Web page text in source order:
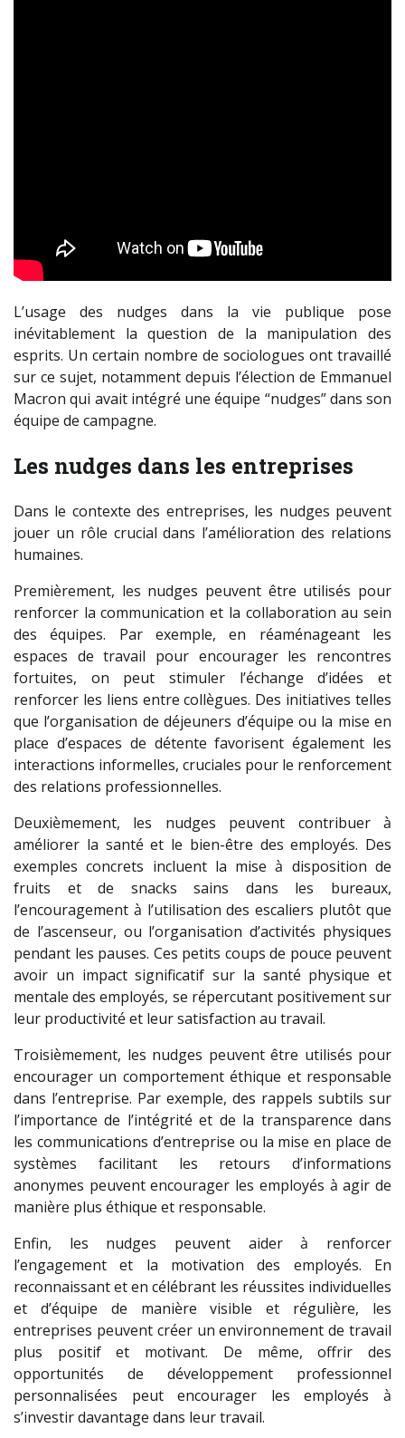
L’usage des nudges dans la vie publique pose
inévitablement la question de la manipulation des
esprits. Un certain nombre de sociologues ont travaillé
sur ce sujet, notamment depuis l’élection de Emmanuel
Macron qui avait intégré une équipe “nudges” dans son
équipe de campagne.
Les nudges dans les entreprises
Dans le contexte des entreprises, les nudges peuvent
jouer un rôle crucial dans l’amélioration des relations
humaines.
Premièrement, les nudges peuvent être utilisés pour
renforcer la communication et la collaboration au sein
des équipes. Par exemple, en réaménageant les
espaces de travail pour encourager les rencontres
fortuites, on peut stimuler l’échange d’idées et
renforcer les liens entre collègues. Des initiatives telles
que l’organisation de déjeuners d’équipe ou la mise en
place d’espaces de détente favorisent également les
interactions informelles, cruciales pour le renforcement
des relations professionnelles.
Deuxièmement, les nudges peuvent contribuer à
améliorer la santé et le bien-être des employés. Des
exemples concrets incluent la mise à disposition de
fruits et de snacks sains dans les bureaux,
l’encouragement à l’utilisation des escaliers plutôt que
de l’ascenseur, ou l’organisation d’activités physiques
pendant les pauses. Ces petits coups de pouce peuvent
avoir un impact significatif sur la santé physique et
mentale des employés, se répercutant positivement sur
leur productivité et leur satisfaction au travail.
Troisièmement, les nudges peuvent être utilisés pour
encourager un comportement éthique et responsable
dans l’entreprise. Par exemple, des rappels subtils sur
l’importance de l’intégrité et de la transparence dans
les communications d’entreprise ou la mise en place de
systèmes facilitant les retours d’informations
anonymes peuvent encourager les employés à agir de
manière plus éthique et responsable.
Enfin, les nudges peuvent aider à renforcer
l’engagement et la motivation des employés. En
reconnaissant et en célébrant les réussites individuelles
et d’équipe de manière visible et régulière, les
entreprises peuvent créer un environnement de travail
plus positif et motivant. De même, offrir des
opportunités de développement professionnel
personnalisées peut encourager les employés à
s’investir davantage dans leur travail.